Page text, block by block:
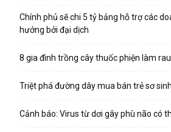
Chính phủ sẽ chi 5 tỷ bảng hỗ trợ các
hưởng bởi đại dịch
8 gia đình trồng cây thuốc phiện làm
Triệt phá đường dây mua bán trẻ sơ
Cảnh báo: Virus từ dơi gây phù não có